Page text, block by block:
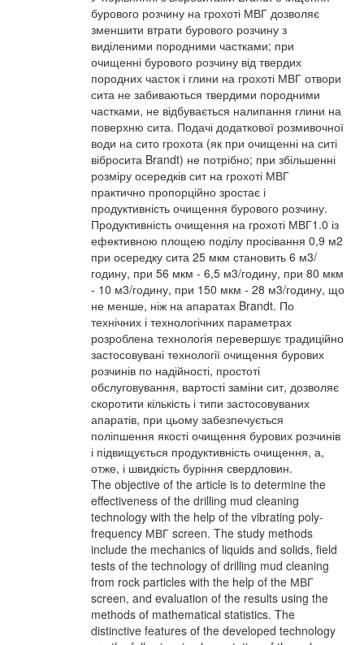
бурового розчину на грохоті МВГ дозволяє
зменшити втрати бурового розчину з
виділеними породними частками; при
очищенні бурового розчину від твердих
породних часток і глини на грохоті МВГ отвори
сита не забиваються твердими породними
частками, не відбувається налипання глини на
поверхню сита. Подачі додаткової розмивочної
води на сито грохота (як при очищенні на ситі
вібросита Brandt) не потрібно; при збільшенні
розміру осередків сит на грохоті МВГ
практично пропорційно зростає і
продуктивність очищення бурового розчину.
Продуктивність очищення на грохоті МВГ1.0 із
ефективною площею поділу просівання 0,9 м2
при осередку сита 25 мкм становить 6 м3/
годину, при 56 мкм - 6,5 м3/годину, при 80 мкм
- 10 м3/годину, при 150 мкм - 28 м3/годину, що
не менше, ніж на апаратах Brandt. По
технічних і технологічних параметрах
розроблена технологія перевершує традиційно
застосовувані технології очищення бурових
розчинів по надійності, простоті
обслуговування, вартості заміни сит, дозволяє
скоротити кількість і типи застосовуваних
апаратів, при цьому забезпечується
поліпшення якості очищення бурових розчинів
і підвищується продуктивність очищення, а,
отже, і швидкість буріння свердловин.
The objective of the article is to determine the
effectiveness of the drilling mud cleaning
technology with the help of the vibrating poly-
frequency МВГ screen. The study methods
include the mechanics of liquids and solids, field
tests of the technology of drilling mud cleaning
from rock particles with the help of the МВГ
screen, and evaluation of the results using the
methods of mathematical statistics. The
distinctive features of the developed technology